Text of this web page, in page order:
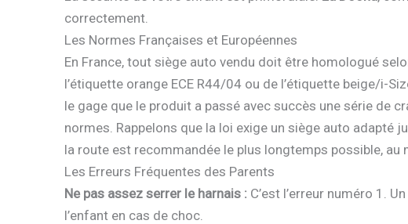
correctement.
Les Normes Françaises et Européennes
En France, tout siège auto vendu doit être homologué
l’étiquette orange ECE R44/04 ou de l’étiquette beige/i-
le gage que le produit a passé avec succès une série de
normes. Rappelons que la loi exige un siège auto adapté
la route est recommandée le plus longtemps possible, au
Les Erreurs Fréquentes des Parents
Ne pas assez serrer le harnais : C’est l’erreur numéro 1.
l’enfant en cas de choc.